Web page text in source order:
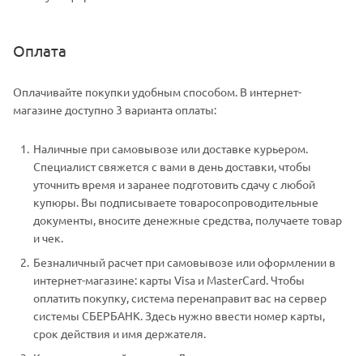
Оплата
Оплачивайте покупки удобным способом. В интернет-
магазине доступно 3 варианта оплаты:
Наличные при самовывозе или доставке курьером.
Специалист свяжется с вами в день доставки, чтобы
уточнить время и заранее подготовить сдачу с любой
купюры. Вы подписываете товаросопроводительные
документы, вносите денежные средства, получаете товар
и чек.
Безналичный расчет при самовывозе или оформлении в
интернет-магазине: карты Visa и MasterCard. Чтобы
оплатить покупку, система перенаправит вас на сервер
системы СБЕРБАНК. Здесь нужно ввести номер карты,
срок действия и имя держателя.